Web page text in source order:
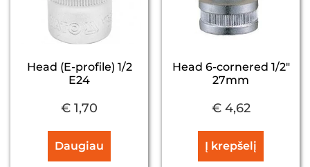
Head (E-profile) 1/2
E24
€ 1,70
Daugiau
Head 6-cornered 1/2″
27mm
€4,62
Į krepšelį